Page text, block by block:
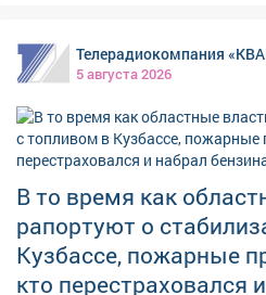
Телерадиокомпания
5 августа 2026
В то время как
рапортуют о
Кузбассе, пожарные
кто перестраховался